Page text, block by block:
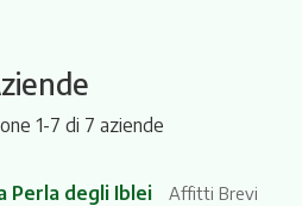
1-7 di 7 aziende
Perla degli Iblei Affitti Brevi